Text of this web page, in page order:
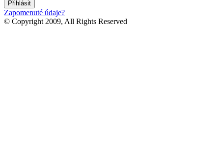
Zapomenuté údaje?
© Copyright 2009, All Rights Reserved